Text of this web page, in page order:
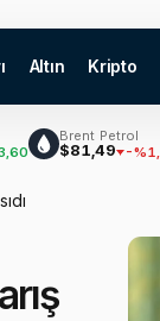
Altın Kripto
Brent Petrol
$81,49 -%1,56 ₿